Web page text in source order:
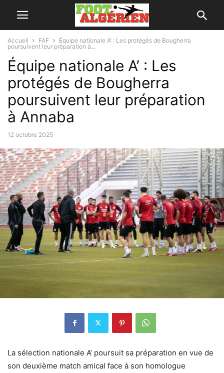
Accueil FAF
Équipe nationale A’ : Les protégés de Bougherra
poursuivent leur préparation à...
Équipe nationale A’ : Les
protégés de Bougherra
poursuivent leur préparation
à Annaba
12 octobre 2025
La sélection nationale A’ poursuit sa préparation en vue de
son deuxième match amical face à son homologue